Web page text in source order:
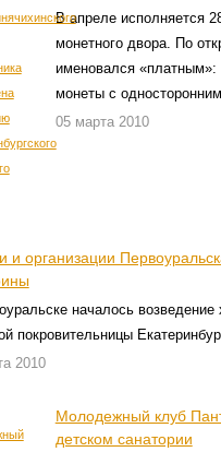
В апреле исполняется
монетного двора. По
именовался
монеты с
05 марта 2010
и организации
началось
покровительницы
2010
Молодежный клуб
детском санатории